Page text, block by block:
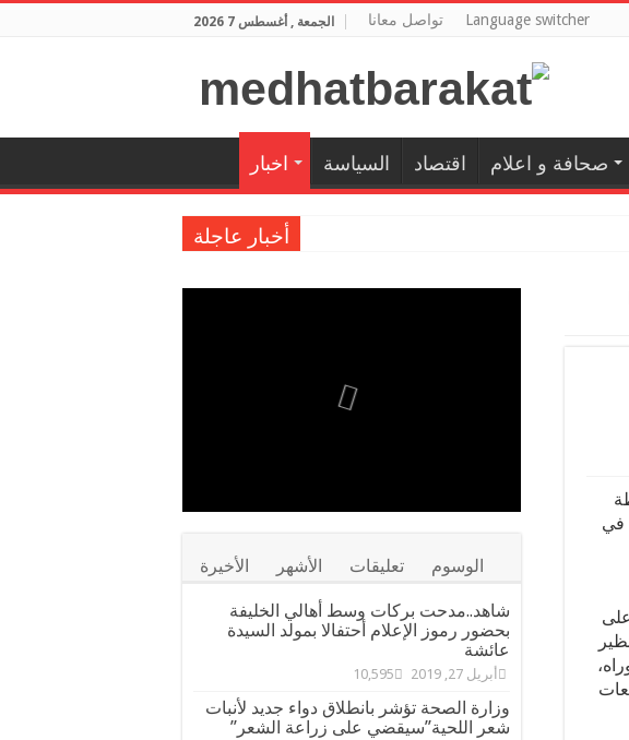
الجمعة , أغسطس 7 2026 تواصل معانا Language switcher
اخبار السياسة اقتصاد صحافة و اعلام
أخبار عاجلة
في
ودكتوراه،
الأخيرة الأشهر تعليقات الوسوم
شاهد..مدحت بركات وسط أهالي الخليفة
بحضور رموز الإعلام أحتفالا بمولد السيدة
عائشة
أبريل 27, 2019 10,595
وزارة الصحة تؤشر بانطلاق دواء جديد لأنبات
شعر اللحية”سيقضي على زراعة الشعر”